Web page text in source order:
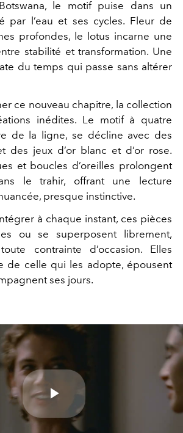
le motif puise dans un
par l’eau et ses cycles. Fleur de
profondes, le lotus incarne une
stabilité et transformation. Une
du temps qui passe sans altérer
ce nouveau chapitre, la collection
inédites. Le motif à quatre
de la ligne, se décline avec des
des jeux d’or blanc et d’or rose.
et boucles d’oreilles prolongent
le trahir, offrant une lecture
presque instinctive.
à chaque instant, ces pièces
ou se superposent librement,
contrainte d’occasion. Elles
de celle qui les adopte, épousent
ses jours.
Play